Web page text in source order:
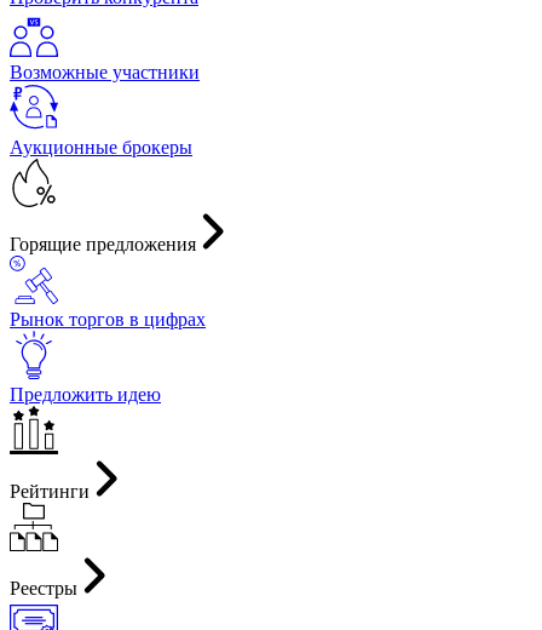
Возможные участники
Аукционные брокеры
Горящие предложения
Рынок торгов в цифрах
Предложить идею
Рейтинги
Реестры